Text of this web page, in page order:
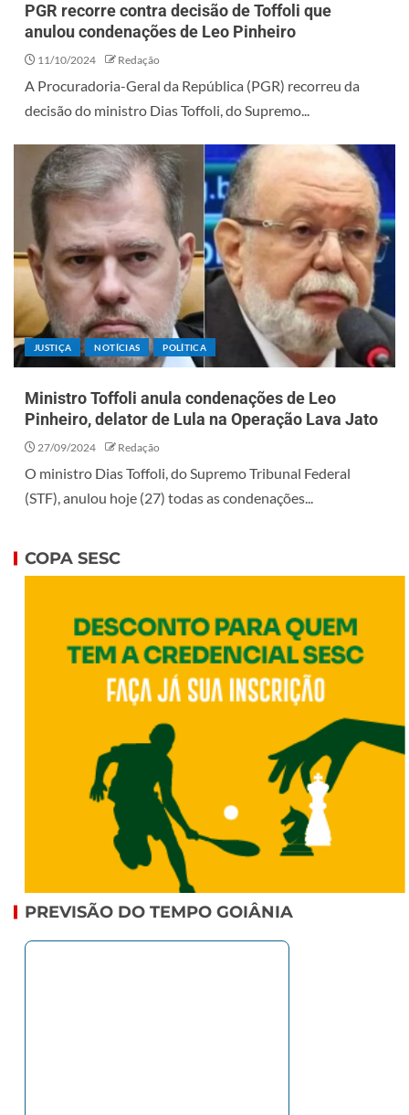
PGR recorre contra decisão de Toffoli que
anulou condenações de Leo Pinheiro
11/10/2024 Redação
A Procuradoria-Geral da República (PGR) recorreu da
decisão do ministro Dias Toffoli, do Supremo...
JUSTIÇA NOTÍCIAS POLÍTICA
Ministro Toffoli anula condenações de Leo
Pinheiro, delator de Lula na Operação Lava Jato
27/09/2024 Redação
O ministro Dias Toffoli, do Supremo Tribunal Federal
(STF), anulou hoje (27) todas as condenações...
COPA SESC
PREVISÃO DO TEMPO GOIÂNIA